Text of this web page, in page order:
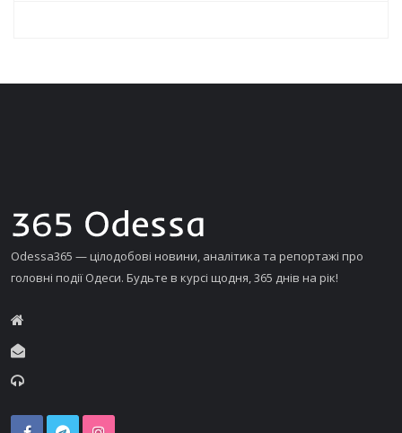
Odessa365 — цілодобові новини, аналітика та репортажі про
головні події Одеси. Будьте в курсі щодня, 365 днів на рік!